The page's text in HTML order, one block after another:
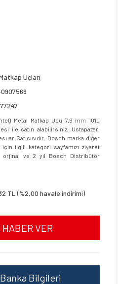
Uçları
Metal Matkap Ucu 7,9 mm 10'lu
ile satın alabilirsiniz. Ustapazar,
Satıcısıdır. Bosch marka diğer
ilgili kategori sayfamızı ziyaret
orjinal ve 2 yıl Bosch Distribütör
TL (%2,00 havale indirimi)
VER
Bilgileri